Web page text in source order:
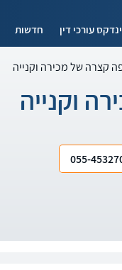
עורכי דין חדשות
קצרה של מכירה וקנייה
וקנייה
055-